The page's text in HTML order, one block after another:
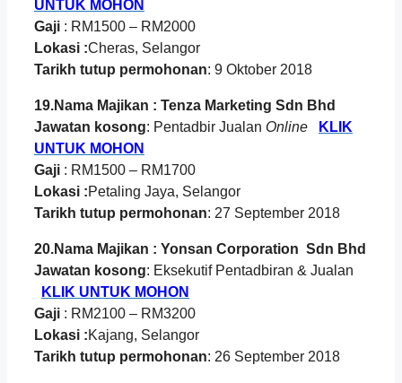
UNTUK MOHON
Gaji : RM1500 – RM2000
Lokasi :Cheras, Selangor
Tarikh tutup permohonan: 9 Oktober 2018
19.Nama Majikan : Tenza Marketing Sdn Bhd
Jawatan kosong: Pentadbir Jualan Online
KLIK
UNTUK MOHON
Gaji : RM1500 – RM1700
Lokasi :Petaling Jaya, Selangor
Tarikh tutup permohonan: 27 September 2018
20.Nama Majikan : Yonsan Corporation Sdn Bhd
Jawatan kosong: Eksekutif Pentadbiran & Jualan
KLIK UNTUK MOHON
Gaji : RM2100 – RM3200
Lokasi :Kajang, Selangor
Tarikh tutup permohonan: 26 September 2018